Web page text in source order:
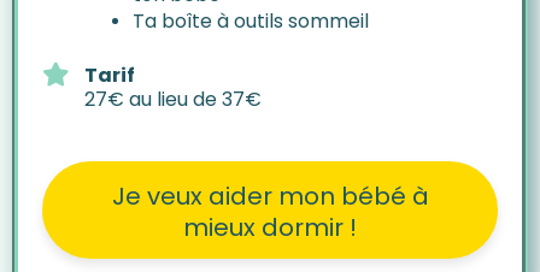
Ta boîte à outils sommeil
Tarif
27€ au lieu de 37€
Je veux aider mon bébé à
mieux dormir !